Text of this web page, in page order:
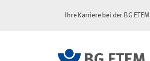
Ihre Karriere bei der BG ETEM